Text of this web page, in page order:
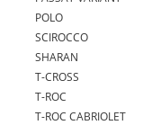
POLO
SCIROCCO
SHARAN
T-CROSS
T-ROC
T-ROC CABRIOLET